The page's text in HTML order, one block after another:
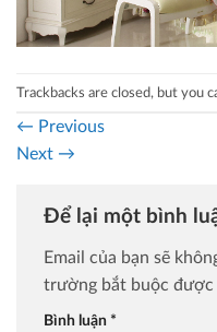
Trackbacks are closed, but you
← Previous
Next →
Để lại một bình
Email của bạn sẽ
trường bắt buộc được
Bình luận *